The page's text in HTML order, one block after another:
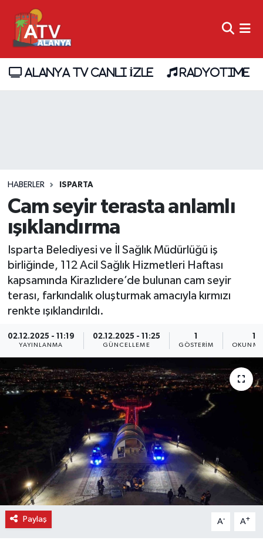
ALANYA TV CANLI İZLE RADYOTIME
HABERLER ISPARTA
Cam seyir terasta anlamlı
ışıklandırma
Isparta Belediyesi ve İl Sağlık Müdürlüğü iş
birliğinde, 112 Acil Sağlık Hizmetleri Haftası
kapsamında Kirazlıdere’de bulunan cam seyir
terası, farkındalık oluşturmak amacıyla kırmızı
renkte ışıklandırıldı.
02.12.2025 - 11:19
YAYINLANMA
02.12.2025 - 11:25
GÜNCELLEME
1
GÖSTERIM
1
Paylaş A- A+